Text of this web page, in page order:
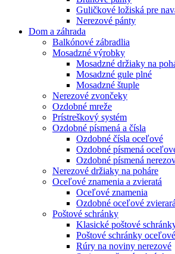
Guličkové ložiská pre
Nerezové pánty
Dom a záhrada
Balkónové zábradlia
Mosadzné výrobky
Mosadzné držiaky na
Mosadzné gule plné
Mosadzné štuple
Nerezové zvončeky
Ozdobné mreže
Prístreškový systém
Ozdobné písmená a čísla
Ozdobné čísla oceľové
Ozdobné písmená
Ozdobné písmená
Nerezové držiaky na poháre
Oceľové znamenia a zvieratá
Oceľové znamenia
Ozdobné oceľové zvierará
Poštové schránky
Klasické poštové
Poštové schránky oceľové
Rúry na noviny nerezové